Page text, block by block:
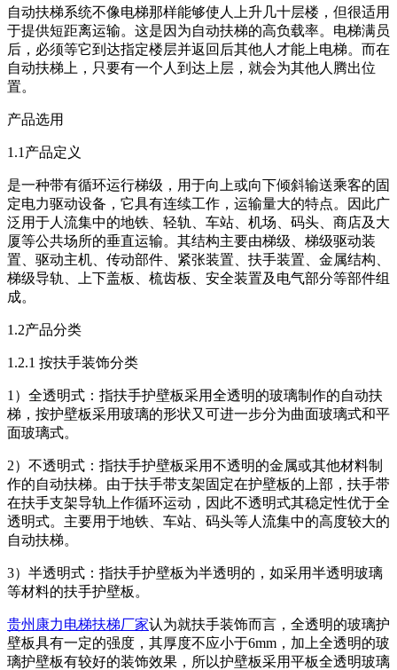
自动扶梯系统不像电梯那样能够使人上升几十层楼，但很适用
于提供短距离运输。这是因为自动扶梯的高负载率。电梯满员
后，必须等它到达指定楼层并返回后其他人才能上电梯。而在
自动扶梯上，只要有一个人到达上层，就会为其他人腾出位
置。
产品选用
1.1 产品定义
是一种带有循环运行梯级，用于向上或向下倾斜输送乘客的固
定电力驱动设备，它具有连续工作，运输量大的特点。因此广
泛用于人流集中的地铁、轻轨、车站、机场、码头、商店及大
厦等公共场所的垂直运输。其结构主要由梯级、梯级驱动装
置、驱动主机、传动部件、紧张装置、扶手装置、金属结构、
梯级导轨、上下盖板、梳齿板、安全装置及电气部分等部件组
成。
1.2产品分类
1.2.1 按扶手装饰分类
1 ）全透明式：指扶手护壁板采用全透明的玻璃制作的自动扶
梯，按护壁板采用玻璃的形状又可进一步分为曲面玻璃式和平
面玻璃式。
2）不透明式：指扶手护壁板采用不透明的金属或其他材料制
作的自动扶梯。由于扶手带支架固定在护壁板的上部，扶手带
在扶手支架导轨上作循环运动，因此不透明式其稳定性优于全
透明式。主要用于地铁、车站、码头等人流集中的高度较大的
自动扶梯。
3）半透明式：指扶手护壁板为半透明的，如采用半透明玻璃
等材料的扶手护壁板。
贵州康力电梯扶梯厂家认为就扶手装饰而言，全透明的玻璃护
壁板具有一定的强度，其厚度不应小于6mm ，加上全透明的玻
璃护壁板有较好的装饰效果，所以护壁板采用平板全透明玻璃